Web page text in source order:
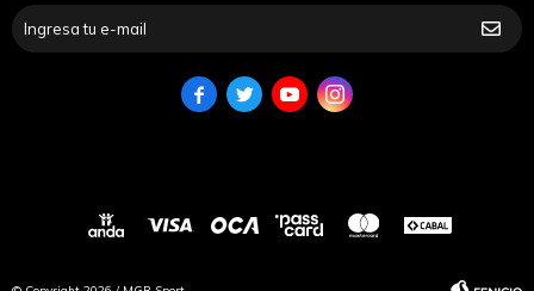
   